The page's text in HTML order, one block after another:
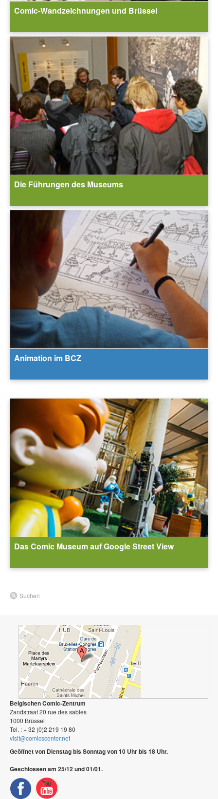
Comic-Wandzeichnungen und Brüssel
Die Führungen des Museums
Animation im BCZ
Das Comic Museum auf Google Street View
Suchen
Belgischen Comic-Zentrum
Zandstraat 20 rue des sables
1000 Brüssel
Tel. : + 32 (0)2 219 19 80
visit@comicscenter.net
Geöffnet von Dienstag bis Sonntag von 10 Uhr bis 18 Uhr.
Geschlossen am 25/12 und 01/01.